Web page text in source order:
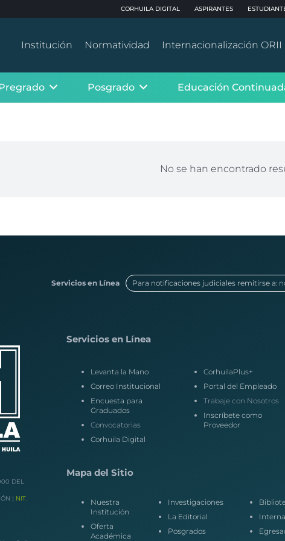
CORHUILA DIGITAL ASPIRANTES
Institución Normatividad Internacionalización ORII
Posgrado Educación
No se han encontrado
Servicios en Línea Para notificaciones judiciales remitirse a:
DEL
| NIT.
Servicios en Línea
Levanta la Mano
Correo Institucional
Encuesta para
Graduados
Convocatorias
Corhuila Digital
CorhuilaPlus+
Portal del Empleado
Trabaje con Nosotros
Inscríbete como
Proveedor
Mapa del Sitio
Nuestra
Institución
Oferta
Académica
Investigaciones
La Editorial
Posgrados